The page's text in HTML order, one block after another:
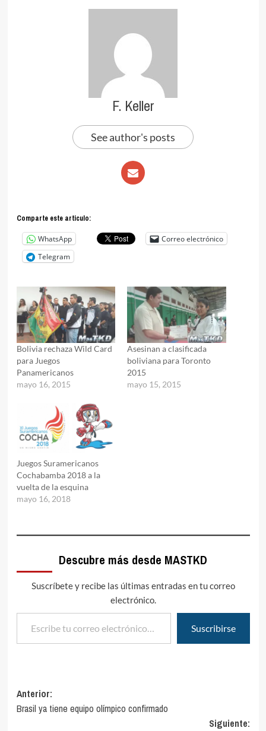
F. Keller
See author's posts
Comparte este articulo:
WhatsApp
Correo electrónico
Telegram
Bolivia rechaza Wild Card
para Juegos
Panamericanos
mayo 16, 2015
Asesinan a clasificada
boliviana para Toronto
2015
mayo 15, 2015
Juegos Suramericanos
Cochabamba 2018 a la
vuelta de la esquina
mayo 16, 2018
Descubre más desde MASTKD
Suscríbete y recibe las últimas entradas en tu correo
electrónico.
Escribe tu correo electrónico…
Suscribirse
Navegación
de
Anterior:
Brasil ya tiene equipo olímpico confirmado
Siguiente: